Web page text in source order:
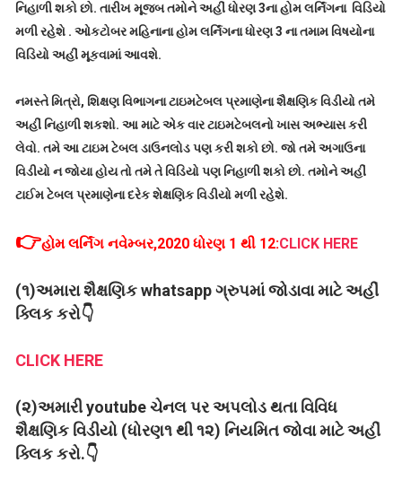
નિહાળી શકો છો. તારીખ મૂજબ તમોને અહીં ધોરણ 3ના હોમ લર્નિંગના વિડિયો
મળી રહેશે . ઓકટોબર મહિનાના હોમ લર્નિંગના ધોરણ 3 ના તમામ વિષયોના
વિડિયો અહીં મૂકવામાં આવશે.
નમસ્તે મિત્રો, શિક્ષણ વિભાગના ટાઇમટેબલ પ્રમાણેના શૈક્ષણિક વિડીયો તમે
અહીં નિહાળી શકશો. આ માટે એક વાર ટાઇમટેબલનો ખાસ અભ્યાસ કરી
લેવો. તમે આ ટાઇમ ટેબલ ડાઉનલોડ પણ કરી શકો છો. જો તમે અગાઉના
વિડીયો ન જોયા હોય તો તમે તે વિડિયો પણ નિહાળી શકો છો. તમોને અહીં
ટાઈમ ટેબલ પ્રમાણેના દરેક શેક્ષણિક વિડીયો મળી રહેશે.
👉હોમ લર્નિંગ નવેમ્બર,2020 ધોરણ 1 થી 12:CLICK HERE
(૧)અમારા શૈક્ષણિક whatsapp ગ્રુપમાં જોડાવા માટે અહીં
ક્લિક કરો👇
CLICK HERE
(૨)અમારી youtube ચેનલ પર અપલોડ થતા વિવિધ
શૈક્ષણિક વિડીયો (ધોરણ૧ થી ૧૨) નિયમિત જોવા માટે અહીં
ક્લિક કરો.👇